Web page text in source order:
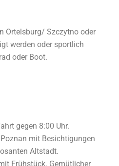
Ortelsburg/ Szczytno oder
werden oder sportlich
oder Boot.
gegen 8:00 Uhr.
mit Besichtigungen
Altstadt.
Frühstück. Gemütlicher